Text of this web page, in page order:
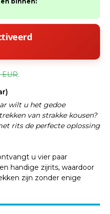
EUR.
wilt u het gedoe
van strakke kousen?
rits de perfecte oplossing
u vier paar
handige zijrits, waardoor
zijn zonder enige